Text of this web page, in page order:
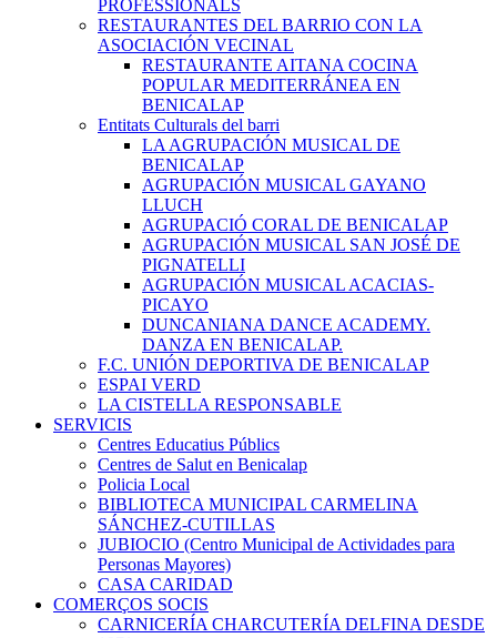
PROFESSIONALS
RESTAURANTES DEL BARRIO CON LA
ASOCIACIÓN VECINAL
RESTAURANTE AITANA COCINA
POPULAR MEDITERRÁNEA EN
BENICALAP
Entitats Culturals del barri
LA AGRUPACIÓN MUSICAL DE
BENICALAP
AGRUPACIÓN MUSICAL GAYANO
LLUCH
AGRUPACIÓ CORAL DE BENICALAP
AGRUPACIÓN MUSICAL SAN JOSÉ DE
PIGNATELLI
AGRUPACIÓN MUSICAL ACACIAS-
PICAYO
DUNCANIANA DANCE ACADEMY.
DANZA EN BENICALAP.
F.C. UNIÓN DEPORTIVA DE BENICALAP
ESPAI VERD
LA CISTELLA RESPONSABLE
SERVICIS
Centres Educatius Públics
Centres de Salut en Benicalap
Policia Local
BIBLIOTECA MUNICIPAL CARMELINA
SÁNCHEZ-CUTILLAS
JUBIOCIO (Centro Municipal de Actividades para
Personas Mayores)
CASA CARIDAD
COMERÇOS SOCIS
CARNICERÍA CHARCUTERÍA DELFINA DESDE